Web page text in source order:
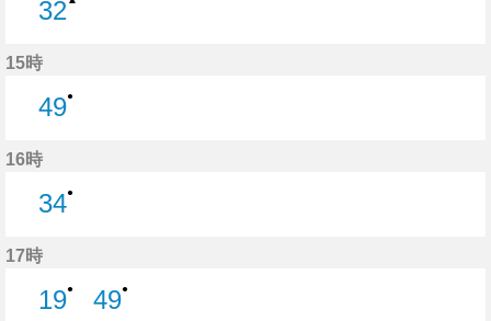
32
15時
49●
16時
34●
17時
19●
49●